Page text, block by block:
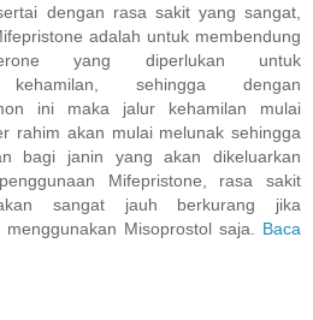
dengan rasa sakit yang sangat,
adalah untuk membendung
yang diperlukan untuk
kehamilan, sehingga dengan
ini maka jalur kehamilan mulai
rahim akan mulai melunak sehingga
bagi janin yang akan dikeluarkan
Mifepristone, rasa sakit
sangat jauh berkurang jika
Misoprostol saja.
Baca